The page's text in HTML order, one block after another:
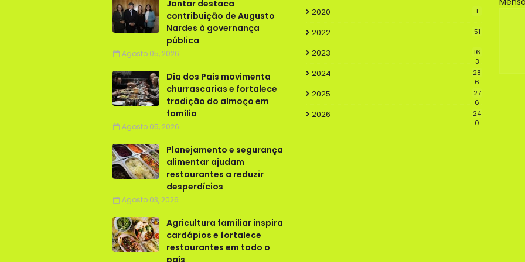
Jantar destaca
contribuição de Augusto
Nardes à governança
pública
Agosto 05, 2026
Dia dos Pais movimenta
churrascarias e fortalece
tradição do almoço em
família
Agosto 05, 2026
Planejamento e segurança
alimentar ajudam
restaurantes a reduzir
desperdícios
Agosto 03, 2026
Agricultura familiar inspira
cardápios e fortalece
restaurantes em todo o
país
2020 1
2022 51
2023
16
3
2024
28
6
2025
27
6
2026
24
0